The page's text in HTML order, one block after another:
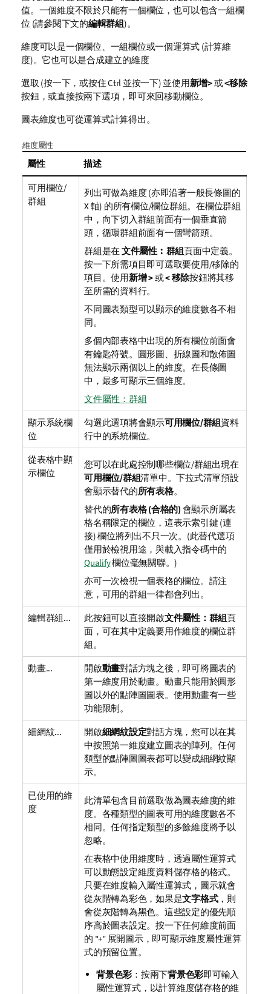
值。一個維度不限於只能有一個欄位，也可以包含一組欄
位 (請參閱下文的編輯群組)。
維度可以是一個欄位、一組欄位或一個運算式 (計算維
度)。它也可以是合成建立的維度
選取 (按一下，或按住 Ctrl 並按一下) 並使用新增>或<移除
按鈕，或直接按兩下選項，即可來回移動欄位。
圖表維度也可從運算式計算得出。
維度屬性
屬性 描述
可用欄位/
群組
列出可做為維度 (亦即沿著一般長條圖的
X 軸) 的所有欄位/欄位群組。在欄位群組
中，向下切入群組前面有一個垂直箭
頭，循環群組前面有一個彎箭頭。
群組是在 文件屬性︰群組頁面中定義。
按一下所需項目即可選取要使用/移除的
項目。使用新增 >或< 移除按鈕將其移
至所需的資料行。
不同圖表類型可以顯示的維度數各不相
同。
多個內部表格中出現的所有欄位前面會
有鑰匙符號。圓形圖、折線圖和散佈圖
無法顯示兩個以上的維度。在長條圖
中，最多可顯示三個維度。
文件屬性：群組
顯示系統欄
位
勾選此選項將會顯示可用欄位/群組資料
行中的系統欄位。
從表格中顯
示欄位
您可以在此處控制哪些欄位/群組出現在
可用欄位/群組清單中。下拉式清單預設
會顯示替代的所有表格。
替代的所有表格 (合格的) 會顯示所屬表
格名稱限定的欄位，這表示索引鍵 (連
接) 欄位將列出不只一次。(此替代選項
僅用於檢視用途，與載入指令碼中的
Qualify欄位毫無關聯。)
亦可一次檢視一個表格的欄位。請注
意，可用的群組一律都會列出。
編輯群組... 此按鈕可以直接開啟文件屬性：群組頁
面，可在其中定義要用作維度的欄位群
組。
動畫... 開啟動畫對話方塊之後，即可將圖表的
第一維度用於動畫。動畫只能用於圓形
圖以外的點陣圖圖表。使用動畫有一些
功能限制。
細網紋... 開啟細網紋設定對話方塊，您可以在其
中按照第一維度建立圖表的陣列。任何
類型的點陣圖圖表都可以變成細網紋顯
示。
已使用的維
度
此清單包含目前選取做為圖表維度的維
度。各種類型的圖表可用的維度數各不
相同。任何指定類型的多餘維度將予以
忽略。
在表格中使用維度時，透過屬性運算式
可以動態設定維度資料儲存格的格式。
只要在維度輸入屬性運算式，圖示就會
從灰階轉為彩色，如果是文字格式，則
會從灰階轉為黑色。這些設定的優先順
序高於圖表設定。按一下任何維度前面
的 "+" 展開圖示，即可顯示維度屬性運算
式的預留位置。
背景色彩 ：按兩下背景色彩即可輸入
屬性運算式，以計算維度儲存格的維